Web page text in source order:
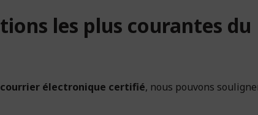
les plus courantes du
électronique certifié, nous pouvons